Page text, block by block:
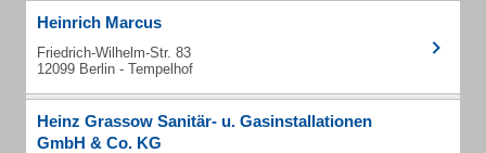
Heinrich Marcus
Friedrich-Wilhelm-Str. 83
12099 Berlin - Tempelhof
Heinz Grassow Sanitär- u. Gasinstallationen
GmbH & Co. KG